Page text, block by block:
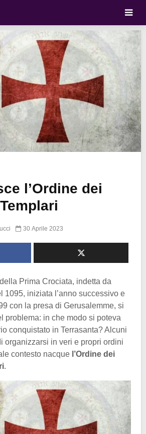
l’Ordine dei
30 Aprile 2023
Prima Crociata, indetta da
1095, iniziata l’anno successivo e
con la presa di Gerusalemme, si
problema: in che modo si poteva
conquistato in Terrasanta? Alcuni
organizzarsi in veri e propri ordini
contesto nacque l’Ordine dei
.